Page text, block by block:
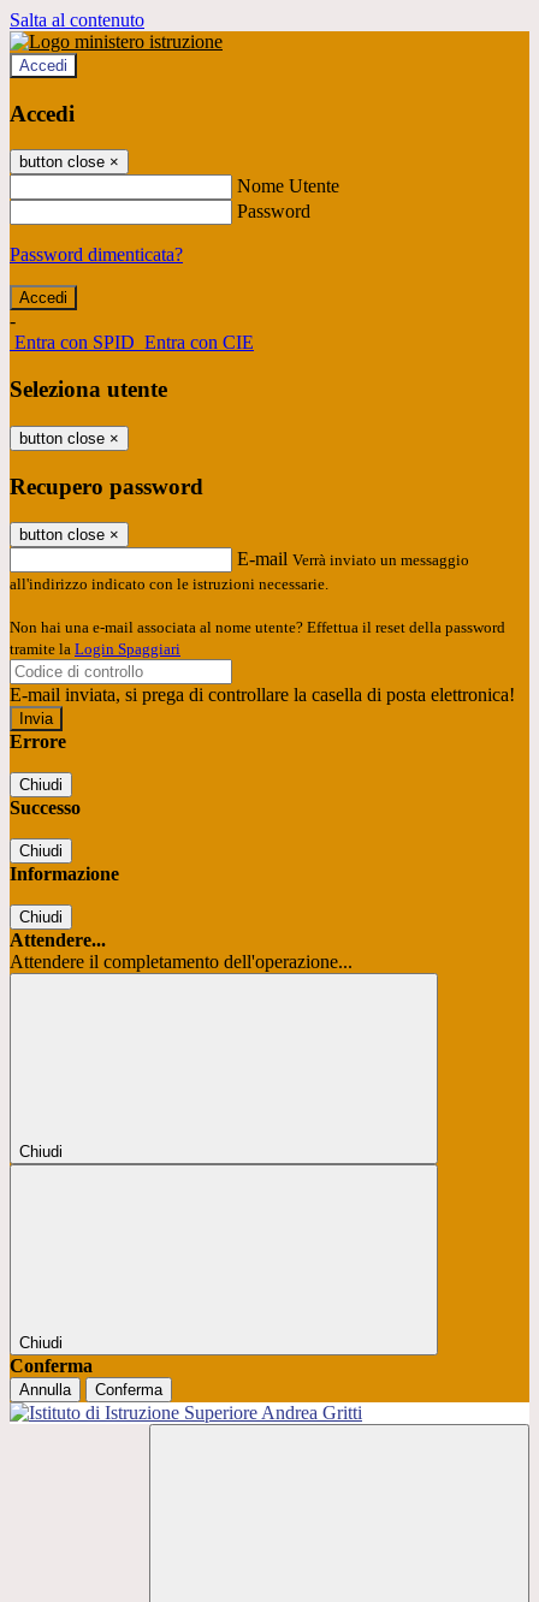
Salta al contenuto
Accedi
Accedi
button close ×
Nome Utente
Password
Password dimenticata?
-
Entra con SPID Entra con CIE
Seleziona utente
button close ×
Recupero password
button close ×
E-mail Verrà inviato un messaggio
all'indirizzo indicato con le istruzioni necessarie.
Non hai una e-mail associata al nome utente? Effettua il reset della password
tramite la Login Spaggiari
E-mail inviata, si prega di controllare la casella di posta elettronica!
Errore
Chiudi
Successo
Chiudi
Informazione
Chiudi
Attendere...
Attendere il completamento dell'operazione...
Chiudi
Chiudi
Conferma
Annulla Conferma